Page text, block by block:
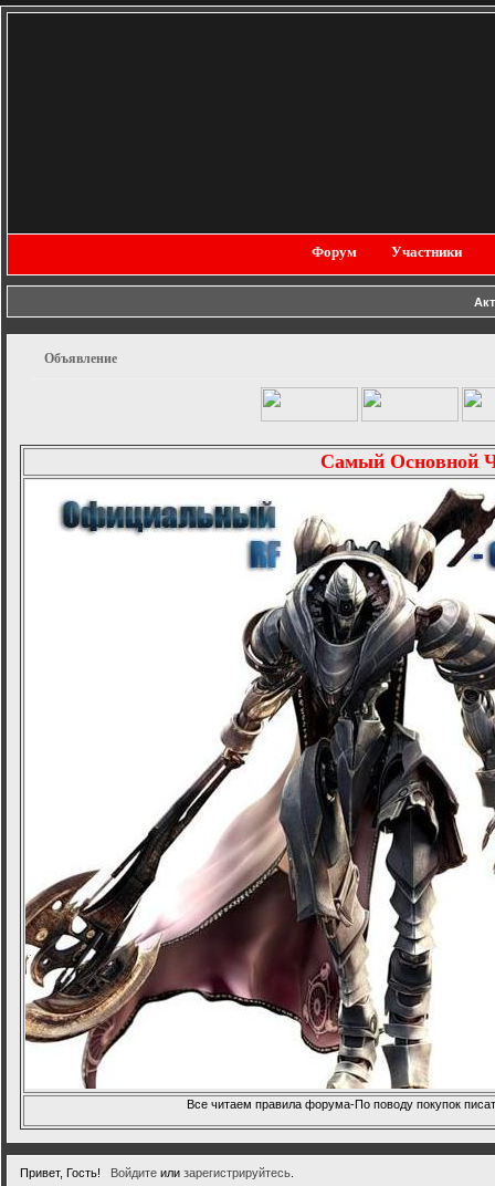
Форум Участники
Объявление
Самый Основной
Все читаем правила форума-По поводу покупок
Привет, Гость! Войдитеили зарегистрируйтесь.